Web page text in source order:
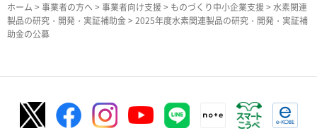
ホーム > 事業者の方へ > 事業者向け支援> ものづくり中小企業支援> 水素関連
製品の研究・開発・実証補助金> 2025年度水素関連製品の研究・開発・実証補
助金の公募